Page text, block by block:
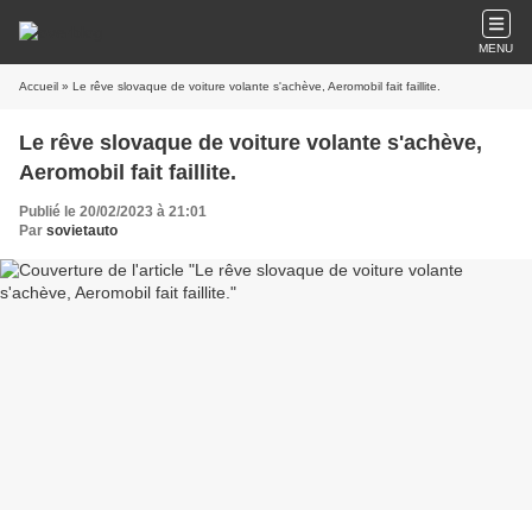
MENU
Accueil » Le rêve slovaque de voiture volante s'achève, Aeromobil fait faillite.
Le rêve slovaque de voiture volante s'achève,
Aeromobil fait faillite.
Publié le 20/02/2023 à 21:01
Par sovietauto